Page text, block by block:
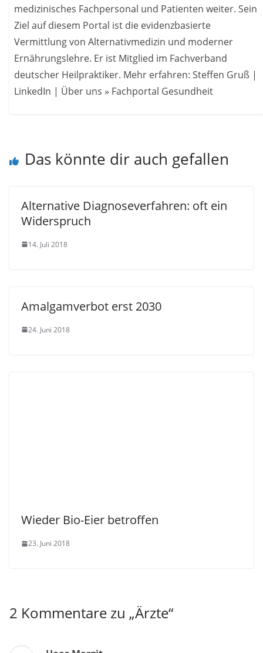
medizinisches Fachpersonal und Patienten weiter. Sein
Ziel auf diesem Portal ist die evidenzbasierte
Vermittlung von Alternativmedizin und moderner
Ernährungslehre. Er ist Mitglied im Fachverband
deutscher Heilpraktiker. Mehr erfahren: Steffen Gruß |
LinkedIn | Über uns » Fachportal Gesundheit
Das könnte dir auch gefallen
Alternative Diagnoseverfahren: oft ein
Widerspruch
14. Juli 2018
Amalgamverbot erst 2030
24. Juni 2018
Wieder Bio-Eier betroffen
23. Juni 2018
2 Kommentare zu „Ärzte“